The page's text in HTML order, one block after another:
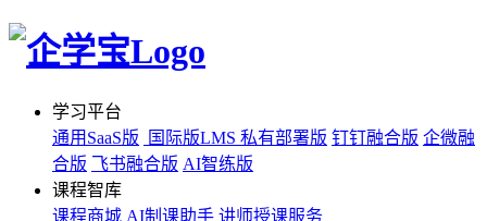
学习平台
通用SaaS版
国际版LMS 私有部署版 钉钉融合版 企微融
合版 飞书融合版 AI智练版
课程智库
课程商城 AI制课助手 讲师授课服务